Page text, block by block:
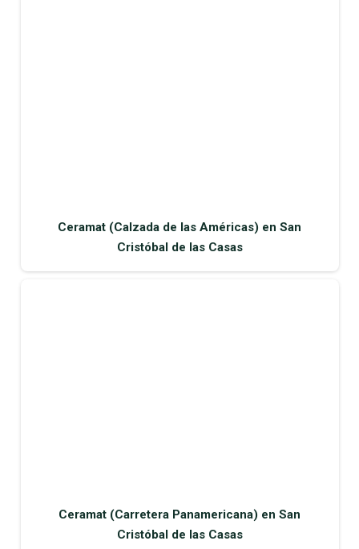
Ceramat (Calzada de las Américas) en San
Cristóbal de las Casas
Ceramat (Carretera Panamericana) en San
Cristóbal de las Casas